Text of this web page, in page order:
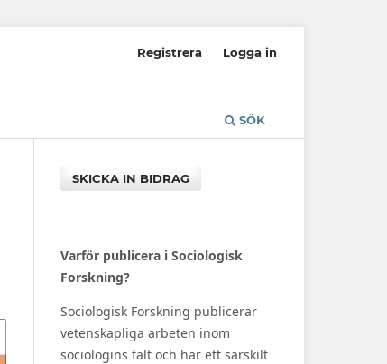
SÖK
Registrera Logga in
SKICKA IN BIDRAG
Varför publicera i Sociologisk
Forskning?
Sociologisk Forskning publicerar
vetenskapliga arbeten inom
sociologins fält och har ett särskilt